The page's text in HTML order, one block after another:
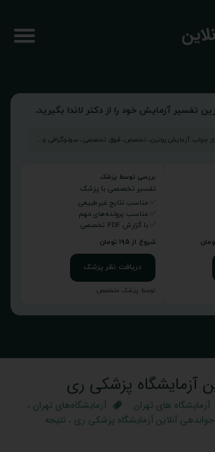
آزمایش خود را از دکتر لاندا بگیرید.
بررسی توسط پزشک
تفسیر تخصصی با پزشک
✅ مناسب نتایج غیرطبیعی
✅ مناسب پرونده‌های مهم
✅ با گزارش PDF تخصصی
شروع از ۱۹۵ تومان
دریافت نظر پزشک
توسط پزشک متخصص
آزمایشگاه پزشکی ری
آزمایشگاه‌ های تهران آزمایشگاه‌های تهران ،
جوابدهی آنلاین آزمایشگاه پزشکی ری ، نتیجه